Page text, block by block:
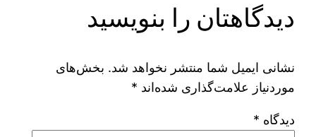
دیدگاهتان را بنویسید
نشانی ایمیل شما منتشر نخواهد شد. بخش‌های
موردنیاز علامت‌گذاری شده‌اند *
دیدگاه *